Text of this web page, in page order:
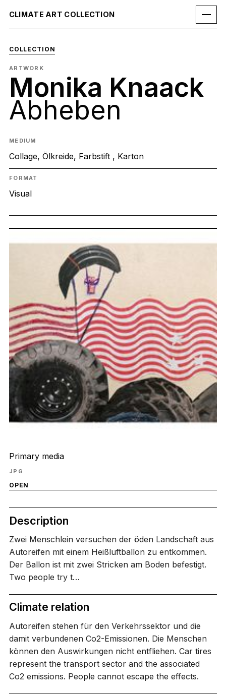
CLIMATE ART COLLECTION
COLLECTION
ARTWORK
Monika Knaack
Abheben
MEDIUM
Collage, Ölkreide, Farbstift , Karton
FORMAT
Visual
Primary media
JPG
OPEN
Description
Zwei Menschlein versuchen der öden Landschaft aus
Autoreifen mit einem Heißluftballon zu entkommen.
Der Ballon ist mit zwei Stricken am Boden befestigt.
Two people try t…
Climate relation
Autoreifen stehen für den Verkehrssektor und die
damit verbundenen Co2-Emissionen. Die Menschen
können den Auswirkungen nicht entfliehen. Car tires
represent the transport sector and the associated
Co2 emissions. People cannot escape the effects.